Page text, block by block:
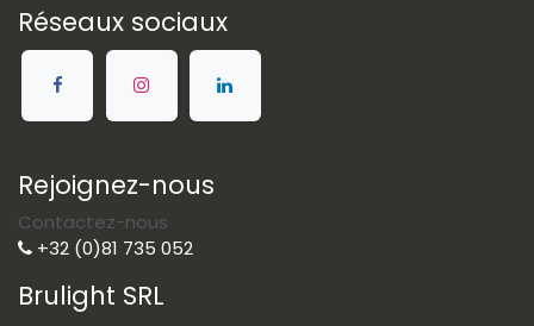
Réseaux sociaux
Rejoignez-nous
Contactez-nous
+32 (0)81 735 052
Brulight SRL